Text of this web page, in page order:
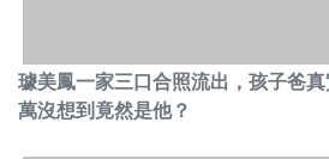
璩美鳳一家三口合照流出，孩子爸
萬沒想到竟然是他？